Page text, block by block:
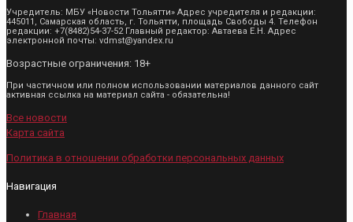
Учредитель: МБУ «Новости Тольятти» Адрес учредителя и редакции:
445011, Самарская область, г. Тольятти, площадь Свободы 4. Телефон
редакции: +7(8482)54-37-52 Главный редактор: Автаева Е.Н. Адрес
электронной почты: vdmst@yandex.ru
Возрастные ограничения: 18+
При частичном или полном использовании материалов данного сайт
активная ссылка на материал сайта - обязательна!
Все новости
Карта сайта
Политика в отношении обработки персональных данных
Навигация
Главная